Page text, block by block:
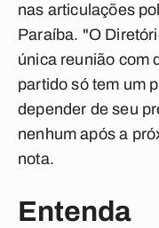
nas articulações
Paraíba. "O
única reunião com
partido só tem um
depender de seu
nenhum após a
nota.
Entenda